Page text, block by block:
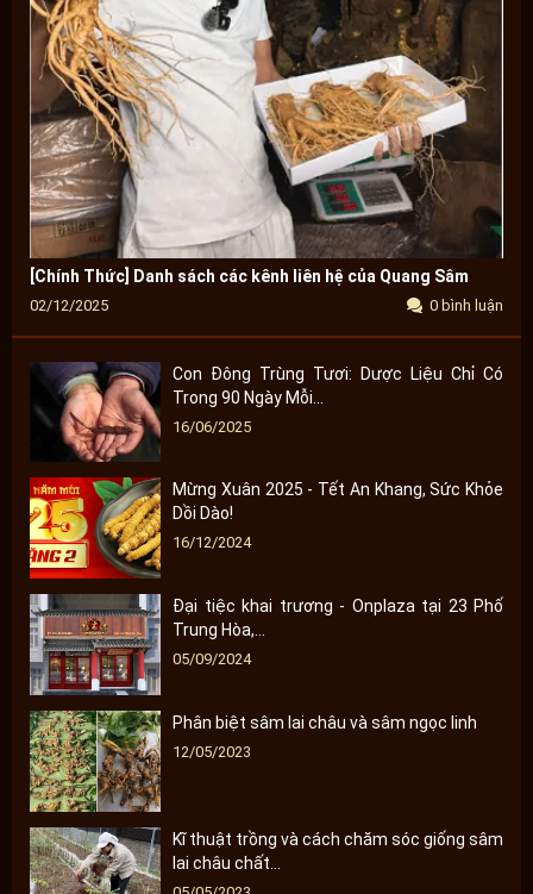
[Chính Thức] Danh sách các kênh liên hệ của Quang Sâm
02/12/2025 0 bình luận
Con Đông Trùng Tươi: Dược Liệu Chỉ Có
Trong 90 Ngày Mỗi...
16/06/2025
Mừng Xuân 2025 - Tết An Khang, Sức Khỏe
Dồi Dào!
16/12/2024
Đại tiệc khai trương - Onplaza tại 23 Phố
Trung Hòa,...
05/09/2024
Phân biệt sâm lai châu và sâm ngọc linh
12/05/2023
Kĩ thuật trồng và cách chăm sóc giống sâm
lai châu chất...